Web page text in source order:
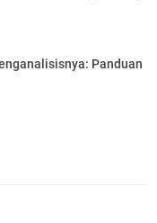
Panduan